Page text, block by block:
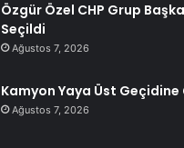
Özgür Özel CHP Grup
Seçildi
Ağustos 7, 2026
Kamyon Yaya Üst Geçidine
Ağustos 7, 2026